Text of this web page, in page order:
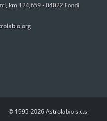
km 124,659 - 04022 Fondi
© 1995-2026 Astrolabio s.c.s.